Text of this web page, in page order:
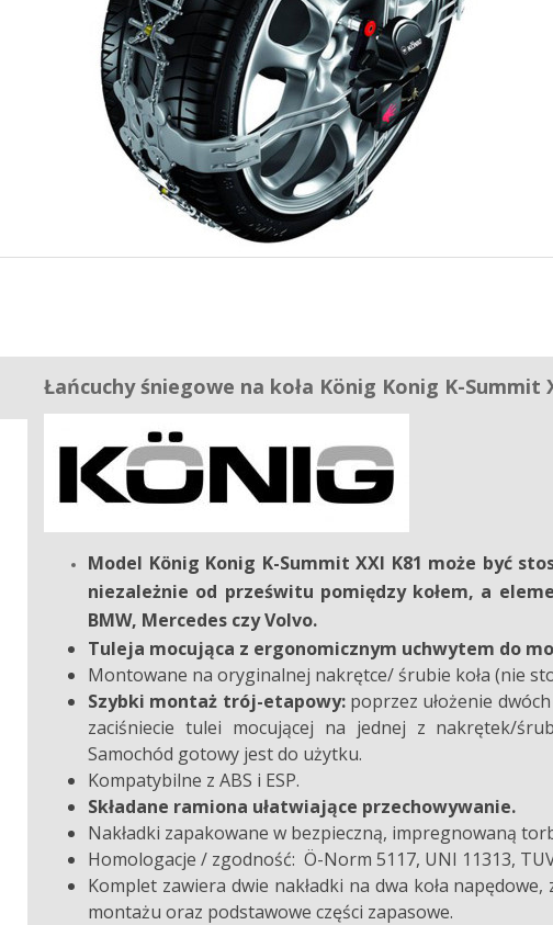
Łańcuchy śniegowe na koła König Konig K-Summit
Model König Konig K-Summit XXl K81 może być
niezależnie od prześwitu pomiędzy kołem, a
BMW, Mercedes czy Volvo.
Tuleja mocująca z ergonomicznym uchwytem do
Montowane na oryginalnej nakrętce/ śrubie koła (nie
Szybki montaż trój-etapowy:poprzez ułożenie
zaciśniecie tulei mocującej na jednej z nakrętek/
Samochód gotowy jest do użytku.
Kompatybilne z ABS i ESP.
Składane ramiona ułatwiające przechowywanie.
Nakładki zapakowane w bezpieczną, impregnowaną
Homologacje / zgodność: Ö-Norm 5117, UNI 11313,
Komplet zawiera dwie nakładki na dwa koła
montażu oraz podstawowe części zapasowe.